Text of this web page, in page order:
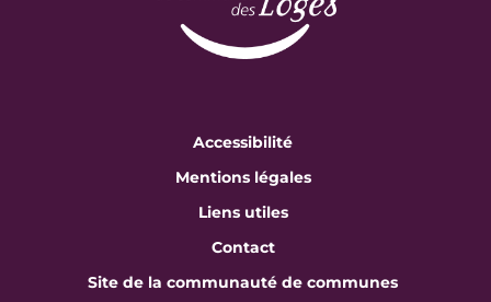
Accessibilité
Mentions légales
Liens utiles
Contact
Site de la communauté de communes